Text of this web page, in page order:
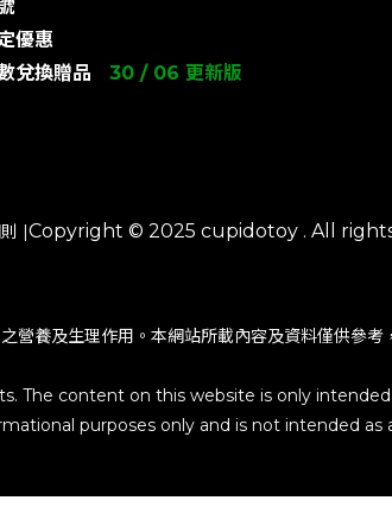
優惠
兌換贈品
30 / 06 更新版
|Copyright © 2025 cupidotoy . All
營養及生理作用。本網站所載內容及資料僅供參
The content on this website is only
purposes only and is not intended